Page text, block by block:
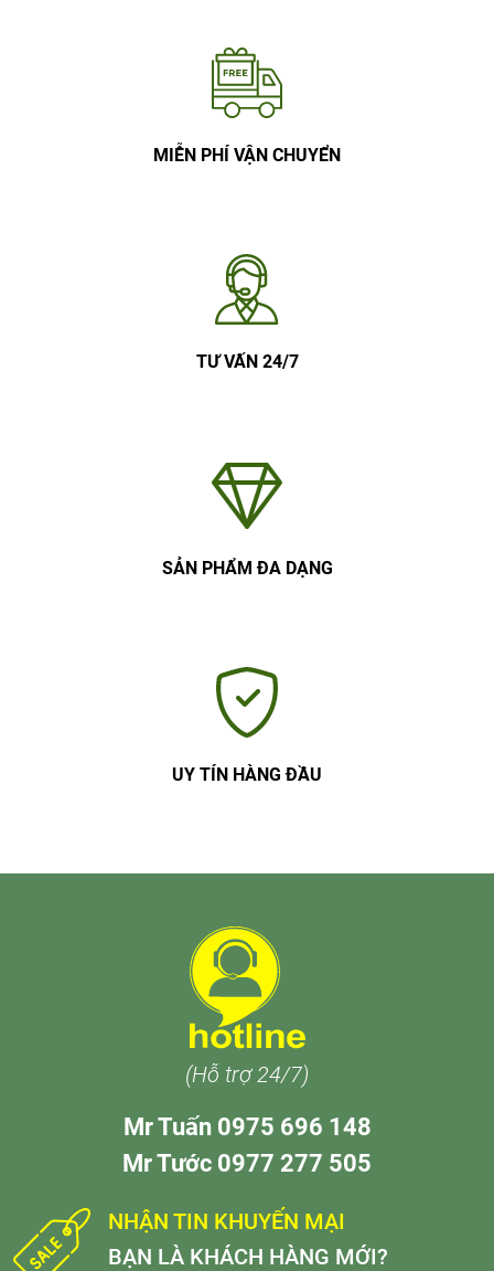
MIỄN PHÍ VẬN CHUYỂN
TƯ VẤN 24/7
SẢN PHẨM ĐA DẠNG
UY TÍN HÀNG ĐẦU
(Hỗ trợ 24/7)
Mr Tuấn 0975 696 148
Mr Tước 0977 277 505
NHẬN TIN KHUYẾN MẠI
BẠN LÀ KHÁCH HÀNG MỚI?